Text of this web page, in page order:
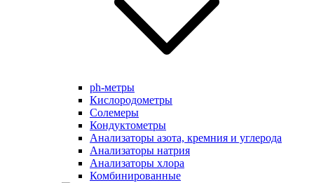
ph-метры
Кислородометры
Солемеры
Кондуктометры
Анализаторы азота, кремния и углерода
Анализаторы натрия
Анализаторы хлора
Комбинированные